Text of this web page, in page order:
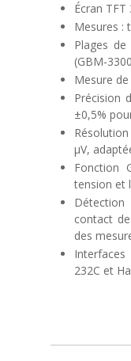
Écran TFT
Mesures :
Plages
(GBM-
Mesure
Précision
±0,5%
μV,
Fonction
tension et
contact
des
Interfaces
232C et